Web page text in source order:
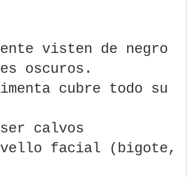
visten de negro
oscuros.
cubre todo su
ser calvos
vello facial (bigote,